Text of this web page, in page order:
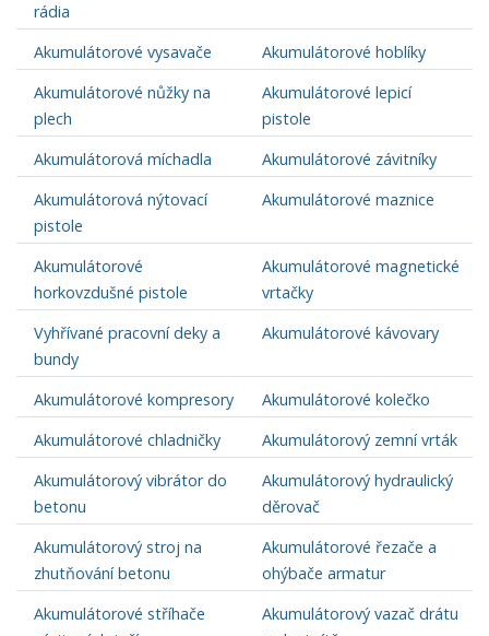
rádia
Akumulátorové vysavače
Akumulátorové hoblíky
Akumulátorové nůžky na
plech
Akumulátorové lepicí
pistole
Akumulátorová míchadla
Akumulátorové závitníky
Akumulátorová nýtovací
pistole
Akumulátorové maznice
Akumulátorové
horkovzdušné pistole
Akumulátorové magnetické
vrtačky
Vyhřívané pracovní deky a
bundy
Akumulátorové kávovary
Akumulátorové kompresory
Akumulátorové kolečko
Akumulátorové chladničky
Akumulátorový zemní vrták
Akumulátorový vibrátor do
betonu
Akumulátorový hydraulický
děrovač
Akumulátorový stroj na
zhutňování betonu
Akumulátorové řezače a
ohýbače armatur
Akumulátorové stříhače
Akumulátorový vazač drátu